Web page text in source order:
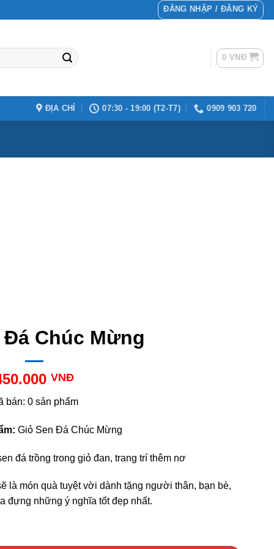
ĐĂNG NHẬP / ĐĂNG KÝ
0 VNĐ
ĐỊA CHỈ 07:30 - 19:00 (T2-T7) 0909 903 720
Đá Chúc Mừng
VNĐ
bán: 0 sản phẩm
Giỏ Sen Đá Chúc Mừng
đá trồng trong giỏ đan, trang trí thêm nơ
là món quà tuyệt vời dành tặng người thân, bạn bè,
đựng những ý nghĩa tốt đẹp nhất.